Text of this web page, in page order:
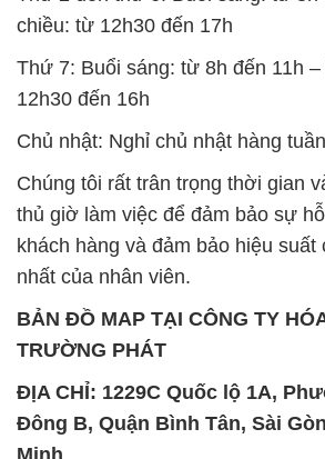
Chủ nhật: Nghỉ chủ nhật hàng tuần
thủ giờ làm việc để đảm bảo sự
khách hàng và đảm bảo hiệu suất
nhất của nhân viên.
BẢN ĐỒ MAP TẠI CÔNG TY
TRƯỜNG PHÁT
ĐỊA CHỈ: 1229C Quốc lộ 1A,
Đông B, Quận Bình Tân, Sài Gòn
Minh